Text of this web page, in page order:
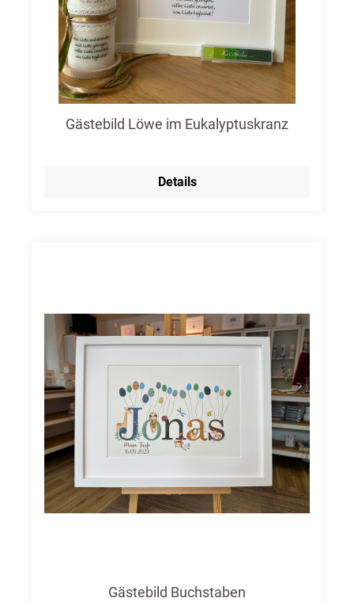
Gästebild Löwe im Eukalyptuskranz
Details
Gästebild Buchstaben